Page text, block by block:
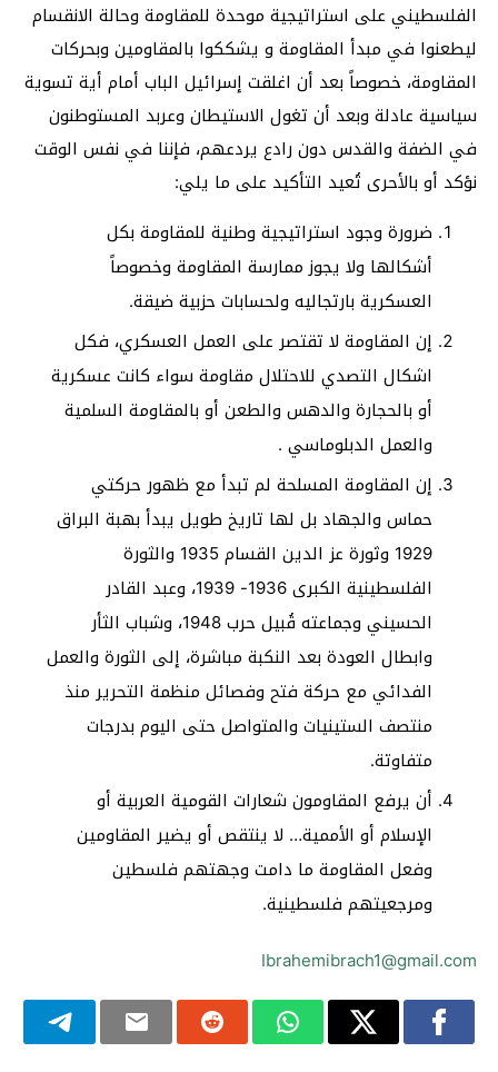
الفلسطيني على استراتيجية موحدة للمقاومة وحالة الانقسام
ليطعنوا في مبدأ المقاومة و يشككوا بالمقاومين وبحركات
المقاومة، خصوصاً بعد أن اغلقت إسرائيل الباب أمام أية تسوية
سياسية عادلة وبعد أن تغول الاستيطان وعربد المستوطنون
في الضفة والقدس دون رادع يردعهم، فإننا في نفس الوقت
نؤكد أو بالأحرى تُعيد التأكيد على ما يلي:
ضرورة وجود استراتيجية وطنية للمقاومة بكل
أشكالها ولا يجوز ممارسة المقاومة وخصوصاً
العسكرية بارتجاليه ولحسابات حزبية ضيقة.
إن المقاومة لا تقتصر على العمل العسكري، فكل
اشكال التصدي للاحتلال مقاومة سواء كانت عسكرية
أو بالحجارة والدهس والطعن أو بالمقاومة السلمية
والعمل الدبلوماسي .
إن المقاومة المسلحة لم تبدأ مع ظهور حركتي
حماس والجهاد بل لها تاريخ طويل يبدأ بهبة البراق
1929 وثورة عز الدين القسام 1935 والثورة
الفلسطينية الكبرى 1936- 1939، وعبد القادر
الحسيني وجماعته قُبيل حرب 1948، وشباب الثأر
وابطال العودة بعد النكبة مباشرة، إلى الثورة والعمل
الفدائي مع حركة فتح وفصائل منظمة التحرير منذ
منتصف الستينيات والمتواصل حتى اليوم بدرجات
متفاوتة.
أن يرفع المقاومون شعارات القومية العربية أو
الإسلام أو الأممية… لا ينتقص أو يضير المقاومين
وفعل المقاومة ما دامت وجهتهم فلسطين
ومرجعيتهم فلسطينية.
Ibrahemibrach1@gmail.com